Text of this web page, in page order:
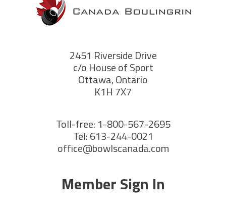
2451 Riverside Drive
c/o House of Sport
Ottawa, Ontario
K1H 7X7
Toll-free: 1-800-567-2695
Tel: 613-244-0021
office@bowlscanada.com
Member Sign In